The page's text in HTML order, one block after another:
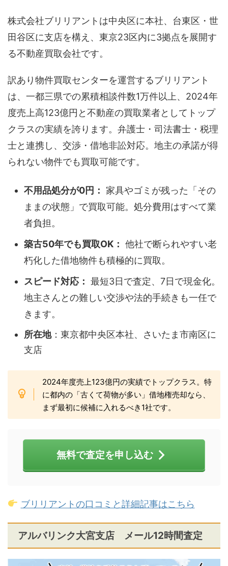
株式会社ブリリアントは中央区に本社、台東区・世
田谷区に支店を構え、東京23区内に3拠点を展開す
る不動産買取会社です。
訳あり物件買取センターを運営するブリリアント
は、一都三県での累積相談件数1万件以上、2024年
度売上高123億円と不動産の買取業者としてトップ
クラスの実績を誇ります。弁護士・司法書士・税理
士と連携し、交渉・借地非訟対応。地主の承諾が得
られない物件でも買取可能です。
不用品処分が0円：
家具やゴミが残った「その
ままの状態」で買取可能。処分費用はすべて業
者負担。
築古50年でも買取OK： 他社で断られやすい老
朽化した借地物件も積極的に買取。
スピード対応： 最短3日で査定、7日で現金化。
地主さんとの難しい交渉や法的手続きも一任で
きます。
所在地：東京都中央区本社、さいたま市南区に
支店
2024年度売上123億円の実績でトップクラス。特
に都内の「古くて荷物が多い」借地権売却なら、
まず最初に候補に入れるべき1社です。
無料で査定を申し込む
ブリリアントの口コミと詳細記事はこちら
アルバリンク大宮支店 メール12時間査定